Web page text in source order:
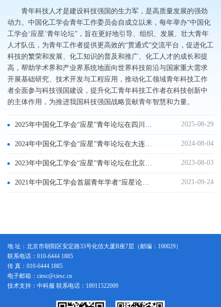
青年科技人才是建设科技强国的生力军，是高质量发展的强劲
动力。中国化工学会青年工作委员会自成立以来， 每年举办“中国化
工学会‘应星’青年论坛” ， 旨在更好地引导、组织、发展、壮大青年
人才队伍， 为青年工作者提供更高效的“贯通式”交流平台，促进化工
科技的繁荣和发展、化工知识的普及和推广、化工人才的成长和提
高，帮助学术界和产业界系统地面向世界科技前沿与国家重大需求
开展基础研究、技术开发与工程应用，推动化工领域青年科技工作
者全面参与科技强国建设，提升化工青年科技工作者在科技创新中
的主体作用，为推进我国科技强国战略贡献青年智慧和力量。
2025年中国化工学会“应星”青年论坛在四川成都圆满召开 2025-08-29
2024年中国化工学会“应星”青年论坛在大连圆满召开 2024-08-04
2023年中国化工学会“应星”青年论坛在北京圆满召开 2023-08-03
2021年中国化工学会首届青年学者“应星论坛”圆满召开 2021-09-24
地 址：北京市朝阳区安定路33号化信大厦B座7层（邮编：100029）
联系电话：010-6444 1885
传 真：010-6444 1885
电子邮箱：ciesc@ciesc.cn
技术支持：中科服 联系电话：18911522009